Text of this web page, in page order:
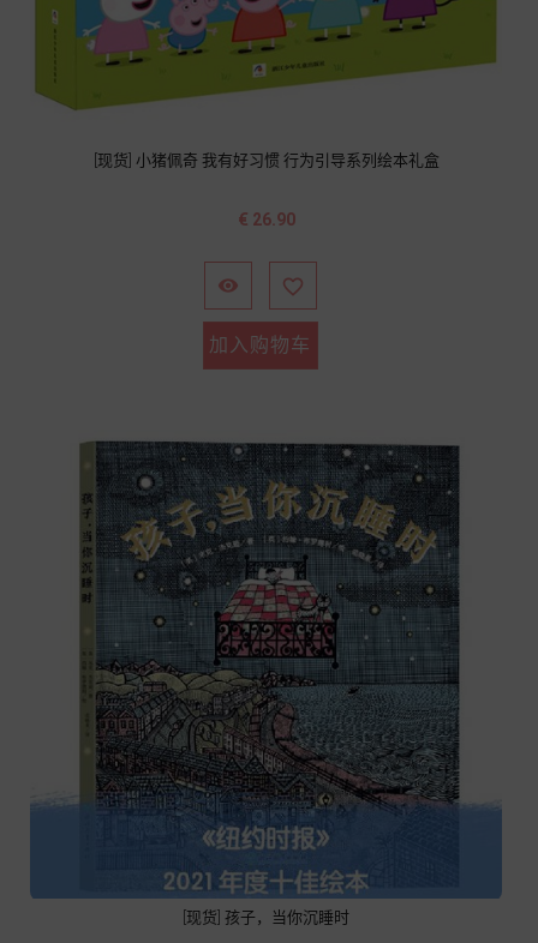
[现货] 小猪佩奇 我有好习惯 行为引导系列绘本礼盒
价
€ 26.90
 
加入购物车
[现货] 孩子，当你沉睡时